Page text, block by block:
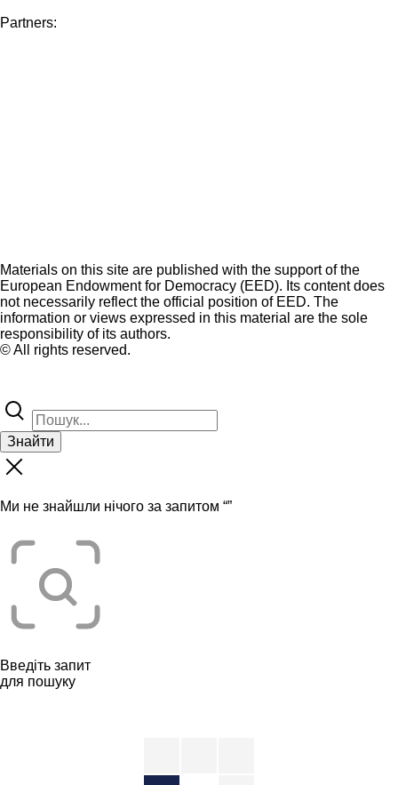
Partners:
Materials on this site are published with the support of the
European Endowment for Democracy (EED). Its content does
not necessarily reflect the official position of EED. The
information or views expressed in this material are the sole
responsibility of its authors.
© All rights reserved.
Знайти
Ми не знайшли нічого за запитом “”
Введіть запит
для пошуку